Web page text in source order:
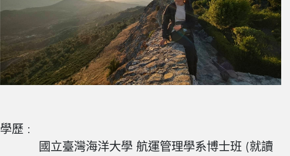
學歷 :
國立臺灣海洋大學 航運管理學系博士班 (就讀